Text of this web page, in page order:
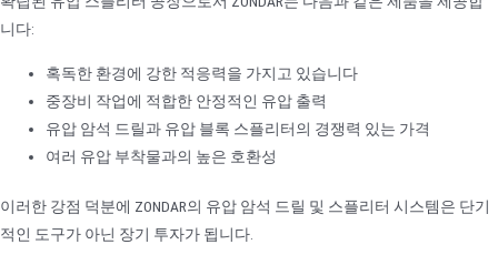
니다:
혹독한 환경에 강한 적응력을 가지고 있습니다
중장비 작업에 적합한 안정적인 유압 출력
유압 암석 드릴과 유압 블록 스플리터의 경쟁력 있는 가격
여러 유압 부착물과의 높은 호환성
이러한 강점 덕분에 ZONDAR의 유압 암석 드릴 및 스플리터 시스템은 단기
적인 도구가 아닌 장기 투자가 됩니다.